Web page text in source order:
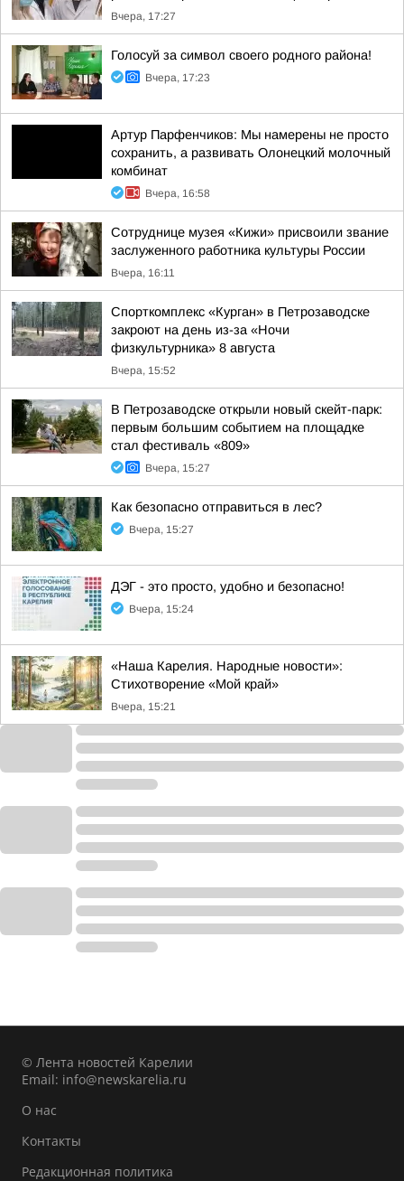
Вчера, 17:27
Голосуй за символ своего родного района!
Вчера, 17:23
Артур Парфенчиков: Мы намерены не просто
сохранить, а развивать Олонецкий молочный
комбинат
Вчера, 16:58
Сотруднице музея «Кижи» присвоили звание
заслуженного работника культуры России
Вчера, 16:11
Спорткомплекс «Курган» в Петрозаводске
закроют на день из-за «Ночи
физкультурника» 8 августа
Вчера, 15:52
В Петрозаводске открыли новый скейт-парк:
первым большим событием на площадке
стал фестиваль «809»
Вчера, 15:27
Как безопасно отправиться в лес?
Вчера, 15:27
ДЭГ - это просто, удобно и безопасно!
Вчера, 15:24
«Наша Карелия. Народные новости»:
Стихотворение «Мой край»
Вчера, 15:21
© Лента новостей Карелии
Email: info@newskarelia.ru
О нас
Контакты
Редакционная политика